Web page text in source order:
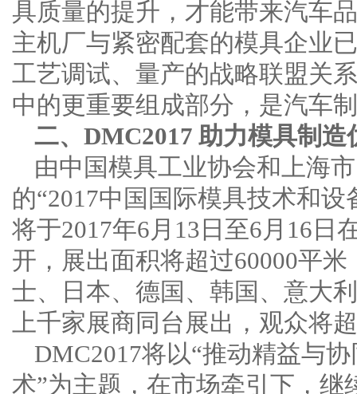
具质量的提升，才能带来汽车
主机厂与紧密配套的模具企业
工艺调试、量产的战略联盟关
中的更重要组成部分，是汽车
二、DMC2017 助力模具制造
由中国模具工业协会和上海
的“2017中国国际模具技术和
将于2017年6月13日至6月16日
开，展出面积将超过60000平
士、日本、德国、韩国、意大
上千家展商同台展出，观众将
DMC2017将以“推动精益与
术”为主题，在市场牵引下，